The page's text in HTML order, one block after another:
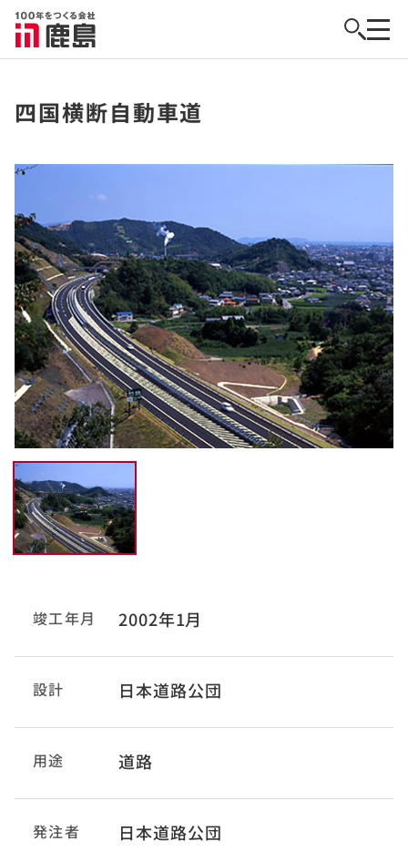
四国横断自動車道
竣工年月 2002年1月
設計 日本道路公団
用途 道路
発注者 日本道路公団